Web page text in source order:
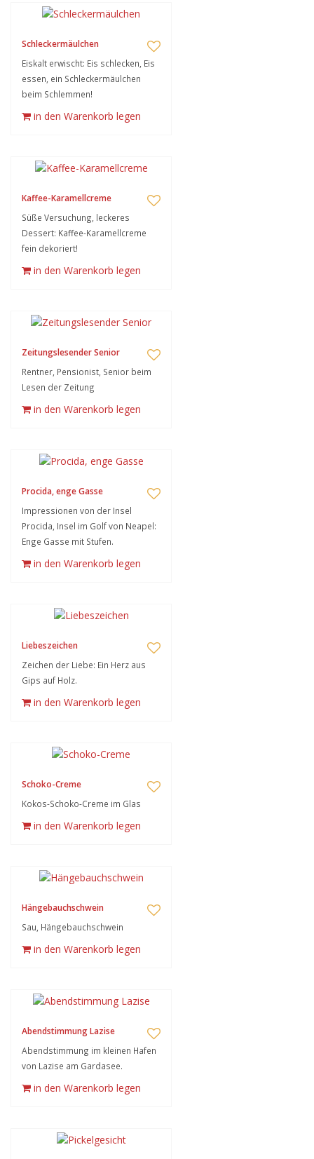
Schleckermäulchen
Eiskalt erwischt: Eis schlecken, Eis
essen, ein Schleckermäulchen
beim Schlemmen!
in den Warenkorb legen
Kaffee-Karamellcreme
Süße Versuchung, leckeres
Dessert: Kaffee-Karamellcreme
fein dekoriert!
in den Warenkorb legen
Zeitungslesender Senior
Rentner, Pensionist, Senior beim
Lesen der Zeitung
in den Warenkorb legen
Procida, enge Gasse
Impressionen von der Insel
Procida, Insel im Golf von Neapel:
Enge Gasse mit Stufen.
in den Warenkorb legen
Liebeszeichen
Zeichen der Liebe: Ein Herz aus
Gips auf Holz.
in den Warenkorb legen
Schoko-Creme
Kokos-Schoko-Creme im Glas
in den Warenkorb legen
Hängebauchschwein
Sau, Hängebauchschwein
in den Warenkorb legen
Abendstimmung Lazise
Abendstimmung im kleinen Hafen
von Lazise am Gardasee.
in den Warenkorb legen